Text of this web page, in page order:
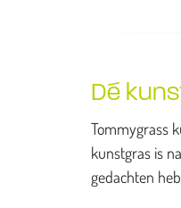
Dé
Tommygrass
kunstgras is
gedachten